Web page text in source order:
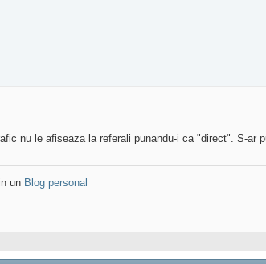
nu le afiseaza la referali punandu-i ca "direct". S-ar
un Blog personal